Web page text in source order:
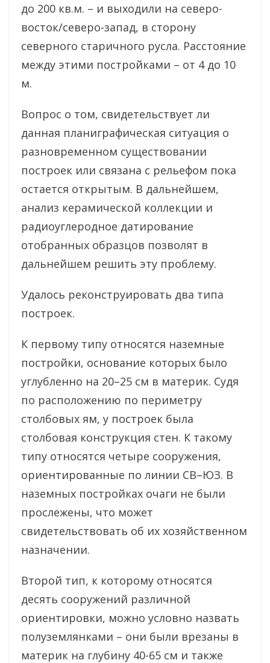
до 200 кв.м. – и выходили на северо-
восток/северо-запад, в сторону
северного старичного русла. Расстояние
между этими постройками – от 4 до 10
м.
Вопрос о том, свидетельствует ли
данная планиграфическая ситуация о
разновременном существовании
построек или связана с рельефом пока
остается открытым. В дальнейшем,
анализ керамической коллекции и
радиоуглеродное датирование
отобранных образцов позволят в
дальнейшем решить эту проблему.
Удалось реконструировать два типа
построек.
К первому типу относятся наземные
постройки, основание которых было
углубленно на 20–25 см в материк. Судя
по расположению по периметру
столбовых ям, у построек была
столбовая конструкция стен. К такому
типу относятся четыре сооружения,
ориентированные по линии СВ–ЮЗ. В
наземных постройках очаги не были
прослежены, что может
свидетельствовать об их хозяйственном
назначении.
Второй тип, к которому относятся
десять сооружений различной
ориентировки, можно условно назвать
полуземлянками – они были врезаны в
материк на глубину 40-65 см и также